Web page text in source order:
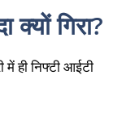
गिरा?
ही निफ्टी आईटी